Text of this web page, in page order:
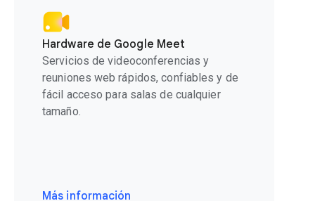
Hardware de Google Meet
Servicios de videoconferencias y
reuniones web rápidos, confiables y de
fácil acceso para salas de cualquier
tamaño.
Más información